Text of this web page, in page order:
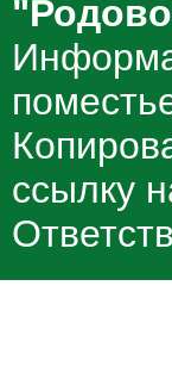
ссылку